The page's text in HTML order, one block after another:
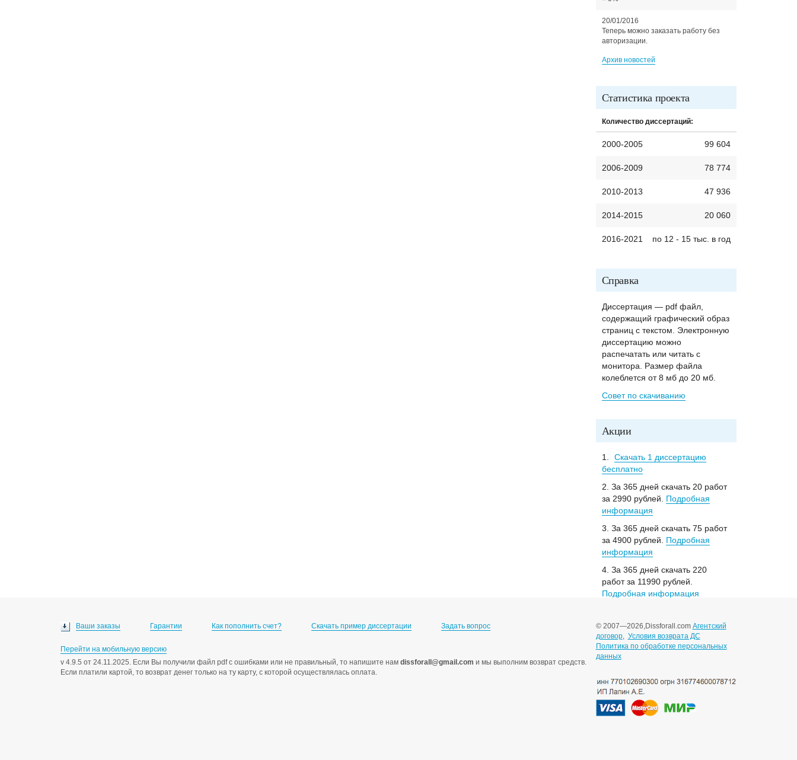
20/01/2016
Теперь можно заказать работу без
авторизации.
Архив новостей
Статистика проекта
Количество диссертаций:
2000-2005 99 604
2006-2009 78 774
2010-2013 47 936
2014-2015 20 060
2016-2021 по 12 - 15 тыс. в год
Справка
Диссертация — pdf файл,
содержащий графический образ
страниц с текстом. Электронную
диссертацию можно
распечатать или читать с
монитора. Размер файла
колеблется от 8 мб до 20 мб.
Совет по скачиванию
Акции
1.
Скачать 1 диссертацию
бесплатно
2. За 365 дней скачать 20 работ
за 2990 рублей. Подробная
информация
3. За 365 дней скачать 75 работ
за 4900 рублей. Подробная
информация
4. За 365 дней скачать 220
работ за 11990 рублей.
Подробная информация
Ваши заказы Гарантии Как пополнить счет? Скачать пример диссертации Задать вопрос
Перейти на мобильную версию
v 4.9.5 от 24.11.2025. Если Вы получили файл pdf с ошибками или не правильный, то напишите нам dissforall@gmail.com и мы выполним возврат средств.
Если платили картой, то возврат денег только на ту карту, с которой осуществлялась оплата.
© 2007—2026,Dissforall.com Агентский
договор, Условия возврата ДС
Политика по обработке персональных
данных